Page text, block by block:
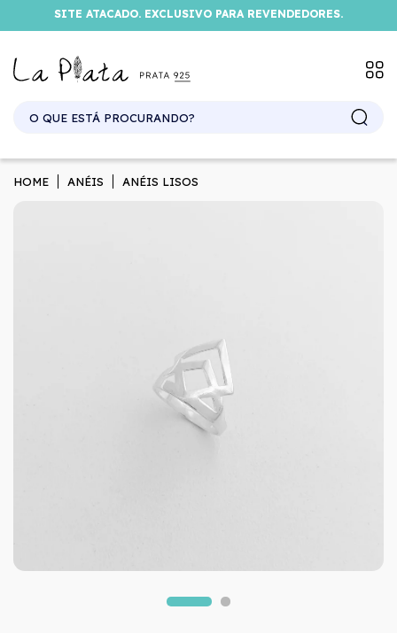
SITE ATACADO. EXCLUSIVO PARA REVENDEDORES.
HOME ANÉIS ANÉIS LISOS